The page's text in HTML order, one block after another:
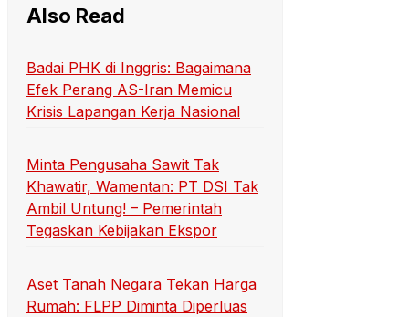
Also Read
Badai PHK di Inggris: Bagaimana
Efek Perang AS-Iran Memicu
Krisis Lapangan Kerja Nasional
Minta Pengusaha Sawit Tak
Khawatir, Wamentan: PT DSI Tak
Ambil Untung! – Pemerintah
Tegaskan Kebijakan Ekspor
Aset Tanah Negara Tekan Harga
Rumah: FLPP Diminta Diperluas